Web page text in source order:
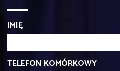
IMIĘ
TELEFON KOMÓRKOWY